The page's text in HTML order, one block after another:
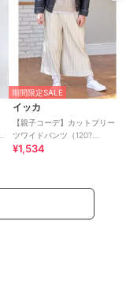
期間限定SALE
イッカ
【親子コーデ】カットプリー
ツワイドパンツ（120?
160cm）
¥1,534